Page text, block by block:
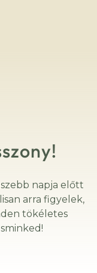
napja előtt
arra figyelek,
tökéletes